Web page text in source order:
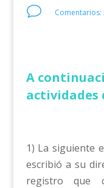
v Comentarios:
A
actividades
1) La siguiente
escribió a su
registro que